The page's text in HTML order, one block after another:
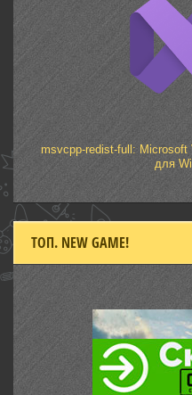
msvcpp-redist-full:
для
ТОП. NEW GAME!